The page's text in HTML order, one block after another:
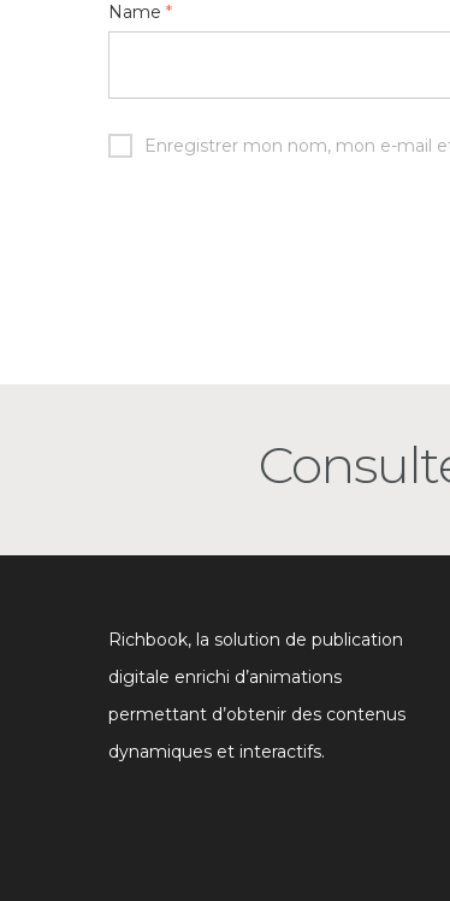
Name *
Enregistrer mon nom, mon e-mail
Richbook, la solution de publication
digitale enrichi d’animations
permettant d’obtenir des contenus
dynamiques et interactifs.